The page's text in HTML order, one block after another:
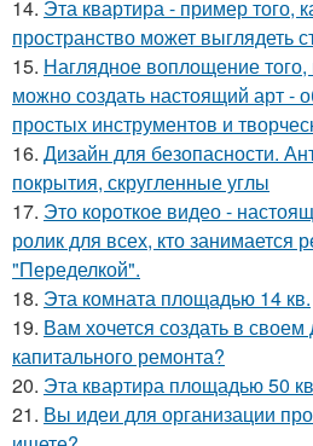
14. Эта квартира - пример того,
пространство может выглядеть
15. Наглядное воплощение того,
можно создать настоящий арт -
простых инструментов и
16. Дизайн для безопасности.
покрытия, скругленные углы
17. Это короткое видео -
ролик для всех, кто занимается
"Переделкой".
18. Эта комната площадью 14 кв.
19. Вам хочется создать в
капитального ремонта?
20. Эта квартира площадью 50
21. Вы идеи для организации